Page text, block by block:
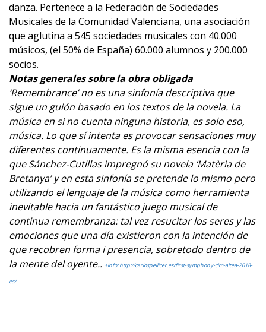
danza. Pertenece a la Federación de Sociedades
Musicales de la Comunidad Valenciana, una asociación
que aglutina a 545 sociedades musicales con 40.000
músicos, (el 50% de España) 60.000 alumnos y 200.000
socios.
Notas generales sobre la obra obligada
‘Remembrance’ no es una sinfonía descriptiva que
sigue un guión basado en los textos de la novela. La
música en si no cuenta ninguna historia, es solo eso,
música. Lo que sí intenta es provocar sensaciones muy
diferentes continuamente. Es la misma esencia con la
que Sánchez-Cutillas impregnó su novela ‘Matèria de
Bretanya’ y en esta sinfonía se pretende lo mismo pero
utilizando el lenguaje de la música como herramienta
inevitable hacia un fantástico juego musical de
continua remembranza: tal vez resucitar los seres y las
emociones que una día existieron con la intención de
que recobren forma i presencia, sobretodo dentro de
la mente del oyente.. +info: http://carlospellicer.es/first-symphony-cim-altea-2018-
es/